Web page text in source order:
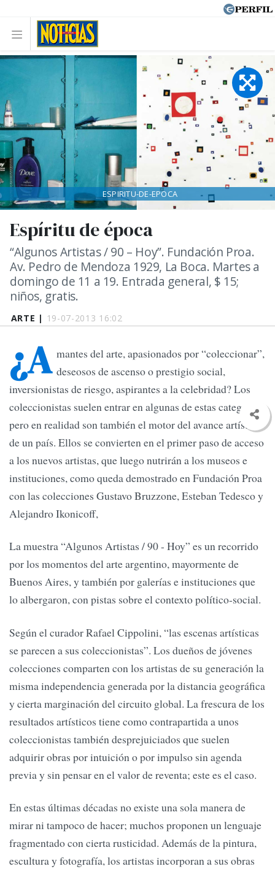
ARTE | 19-07-2013 16:02
Espíritu de época
“Algunos Artistas / 90 – Hoy”. Fundación Proa.
Av. Pedro de Mendoza 1929, La Boca. Martes a
domingo de 11 a 19. Entrada general, $ 15;
niños, gratis.
ESPIRITU-DE-EPOCA
¿A mantes del arte, apasionados por “coleccionar”,
deseosos de ascenso o prestigio social,
inversionistas de riesgo, aspirantes a la celebridad? Los
coleccionistas suelen entrar en algunas de estas categorías,
pero en realidad son también el motor del avance artístico
de un país. Ellos se convierten en el primer paso de acceso
a los nuevos artistas, que luego nutrirán a los museos e
instituciones, como queda demostrado en Fundación Proa
con las colecciones Gustavo Bruzzone, Esteban Tedesco y
Alejandro Ikonicoff,
La muestra “Algunos Artistas / 90 - Hoy” es un recorrido
por los momentos del arte argentino, mayormente de
Buenos Aires, y también por galerías e instituciones que
lo albergaron, con pistas sobre el contexto político-social.
Según el curador Rafael Cippolini, “las escenas artísticas
se parecen a sus coleccionistas”. Los dueños de jóvenes
colecciones comparten con los artistas de su generación la
misma independencia generada por la distancia geográfica
y cierta marginación del circuito global. La frescura de los
resultados artísticos tiene como contrapartida a unos
coleccionistas también desprejuiciados que suelen
adquirir obras por intuición o por impulso sin agenda
previa y sin pensar en el valor de reventa; este es el caso.
En estas últimas décadas no existe una sola manera de
mirar ni tampoco de hacer; muchos proponen un lenguaje
fragmentado con cierta rusticidad. Además de la pintura,
escultura y fotografía, los artistas incorporan a sus obras